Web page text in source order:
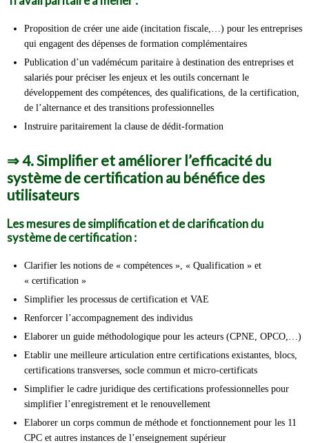
Proposition de créer une aide (incitation fiscale,…) pour les entreprises
qui engagent des dépenses de formation complémentaires
Publication d’un vadémécum paritaire à destination des entreprises et
salariés pour préciser les enjeux et les outils concernant le
développement des compétences, des qualifications, de la certification,
de l’alternance et des transitions professionnelles
Instruire paritairement la clause de dédit-formation
⇒4. Simplifier et améliorer l’efficacité du
système de certification au bénéfice des
utilisateurs
Les mesures de simplification et de clarification du
système de certification :
Clarifier les notions de « compétences », « Qualification » et
« certification »
Simplifier les processus de certification et VAE
Renforcer l’accompagnement des individus
Elaborer un guide méthodologique pour les acteurs (CPNE, OPCO,…)
Etablir une meilleure articulation entre certifications existantes, blocs,
certifications transverses, socle commun et micro-certificats
Simplifier le cadre juridique des certifications professionnelles pour
simplifier l’enregistrement et le renouvellement
Elaborer un corps commun de méthode et fonctionnement pour les 11
CPC et autres instances de l’enseignement supérieur